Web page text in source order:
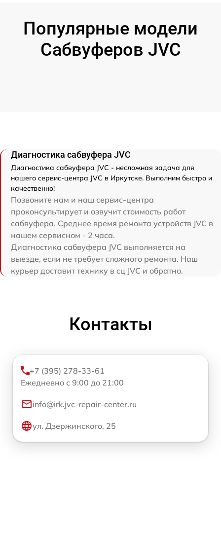
Популярные модели
Сабвуферов JVC
Диагностика сабвуфера JVC
Диагностика сабвуфера JVC - несложная задача для
нашего сервис-центра JVC в Иркутске. Выполним быстро и
качественно!
Позвоните нам и наш сервис-центра
проконсультирует и озвучит стоимость работ
сабвуфера. Среднее время ремонта устройств JVC в
нашем сервисном - 2 часа.
Диагностика сабвуфера JVC выполняется на
выезде, если не требует сложного ремонта. Наш
курьер доставит технику в сц JVC и обратно.
Контакты
+7 (395) 278-33-61
Ежедневно с 9:00 до 21:00
info@irk.jvc-repair-center.ru
ул. Дзержинского, 25